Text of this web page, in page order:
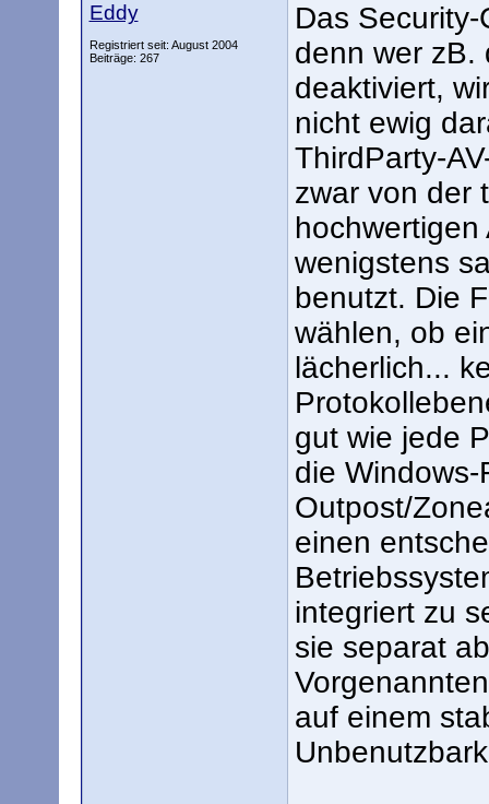
Eddy
Registriert seit: August 2004
Beiträge: 267
Das
denn wer zB.
deaktiviert,
nicht ewig
ThirdParty-
zwar von der
wenigstens
benutzt. Die
wählen, ob
lächerlich...
gut wie jede
die
Outpost/
einen
integriert zu
sie separat
auf einem